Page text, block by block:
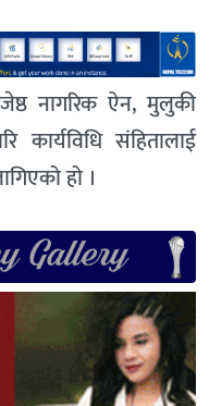
नागरिक ऐन, मुलुकी
संहितालाई
हो ।